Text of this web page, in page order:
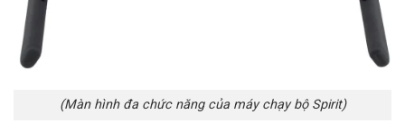
(Màn hình đa chức năng của máy chạy bộ Spirit)